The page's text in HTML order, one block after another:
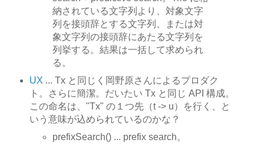
納されている文字列より、対象文字
列を接頭辞とする文字列、または対
象文字列の接頭辞にあたる文字列を
列挙する。結果は一括して求められ
る。
UX ... Tx と同じく岡野原さんによるプロダク
ト。さらに簡潔。だいたい Tx と同じ API 構成。
この命名は、"Tx" の１つ先（t -> u）を行く、と
いう意味が込められているのかな？
prefixSearch() ... prefix search。